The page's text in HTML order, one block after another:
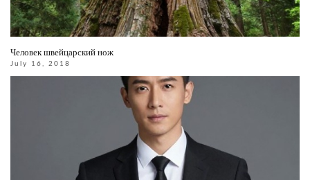
Человек швейцарский нож
July 16, 2018